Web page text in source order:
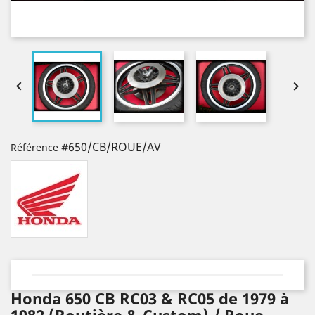
 
Référence #650/CB/ROUE/AV
Honda 650 CB RC03 & RC05 de 1979 à